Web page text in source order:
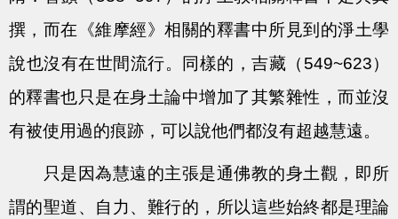
撰，而在《維摩經》相關的釋書中所見到的淨土學
說也沒有在世間流行。同樣的，吉藏（549~623）
的釋書也只是在身土論中增加了其繁雜性，而並沒
有被使用過的痕跡，可以說他們都沒有超越慧遠。
只是因為慧遠的主張是通佛教的身土觀，即所
謂的聖道、自力、難行的，所以這些始終都是理論